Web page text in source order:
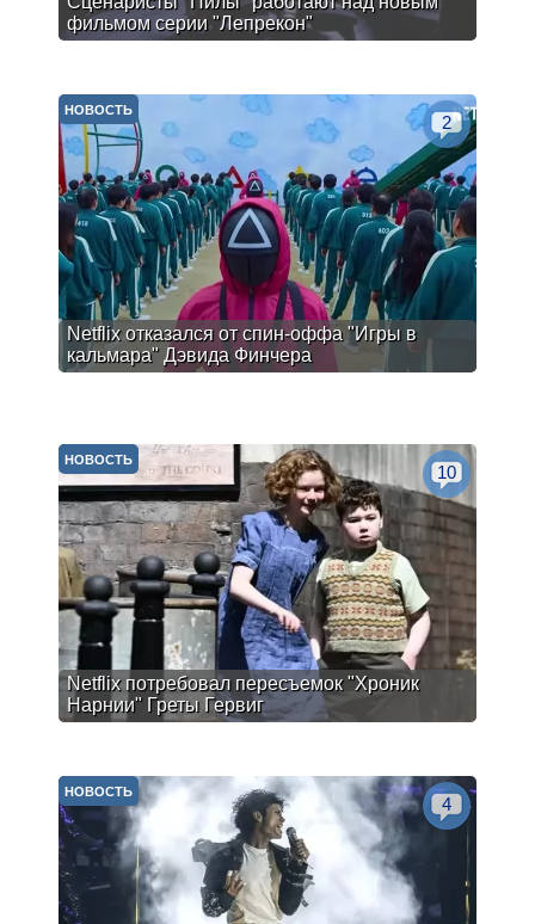
фильмом серии "Лепрекон"
Netflix отказался от спин-оффа "Игры в
кальмара" Дэвида Финчера
НОВОСТЬ
2
Netflix потребовал пересъемок "Хроник
Нарнии" Греты Гервиг
НОВОСТЬ
10
НОВОСТЬ
4